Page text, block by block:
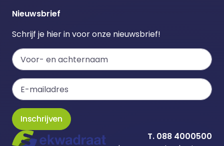
Nieuwsbrief
Schrijf je hier in voor onze nieuwsbrief!
Inschrijven
T. 088 4000500